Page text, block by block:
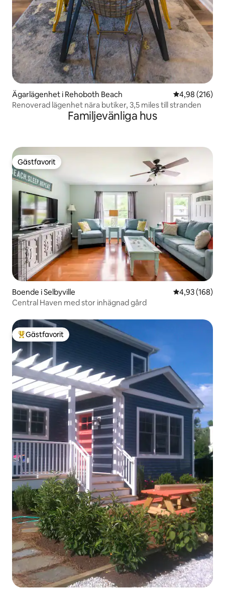
Ägarlägenhet i Rehoboth Beach 4,98 av 5 i
4,98 (216)
Renoverad lägenhet nära butiker, 3,5 miles till stranden
Familjevänliga hus
Gästfavorit
Gästfavorit
Boende i Selbyville 4,93 av 5 i
4,93 (168)
Central Haven med stor inhägnad gård
Populär gästfavorit
Gästfavorit